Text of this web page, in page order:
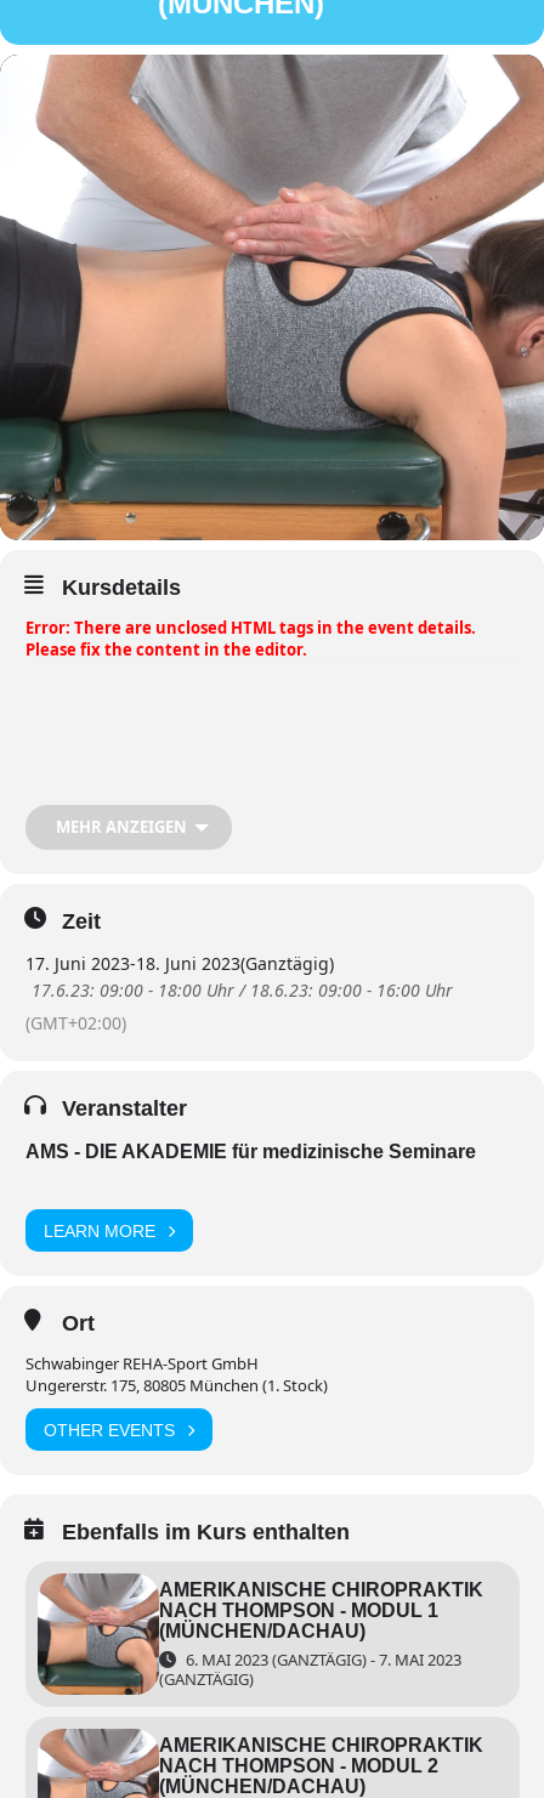
Kursdetails
Error: There are unclosed HTML tags in the event details.
Please fix the content in the editor.
MEHR ANZEIGEN
Zeit
17. Juni 2023-18. Juni 2023(Ganztägig)
17.6.23: 09:00 - 18:00 Uhr / 18.6.23: 09:00 - 16:00 Uhr
(GMT+02:00)
Veranstalter
AMS - DIE AKADEMIE für medizinische Seminare
LEARN MORE
Ort
Schwabinger REHA-Sport GmbH
Ungererstr. 175, 80805 München (1. Stock)
OTHER EVENTS
Ebenfalls im Kurs enthalten
AMERIKANISCHE CHIROPRAKTIK
NACH THOMPSON - MODUL 1
(MÜNCHEN/DACHAU)
6. MAI 2023 (GANZTÄGIG) - 7. MAI 2023
(GANZTÄGIG)
AMERIKANISCHE CHIROPRAKTIK
NACH THOMPSON - MODUL 2
(MÜNCHEN/DACHAU)